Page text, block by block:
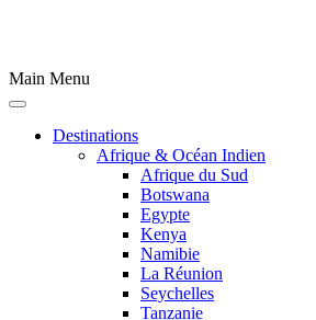
Main Menu
Destinations
Afrique & Océan Indien
Afrique du Sud
Botswana
Egypte
Kenya
Namibie
La Réunion
Seychelles
Tanzanie